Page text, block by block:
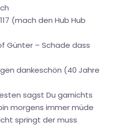
(mach den Hub Hub
Günter – Schade dass
dankeschön (40 Jahre
sagst Du garnichts
morgens immer müde
springt der muss